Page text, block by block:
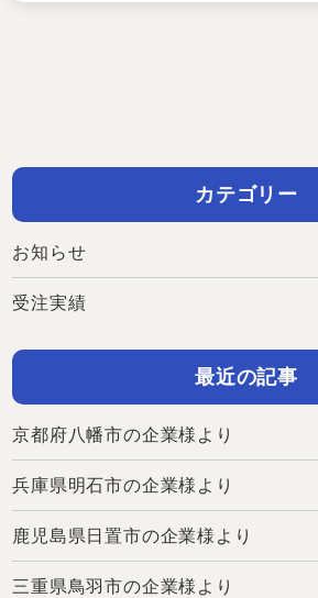
カテゴリー
お知らせ
受注実績
最近の記事
京都府八幡市の企業様より
兵庫県明石市の企業様より
鹿児島県日置市の企業様より
三重県鳥羽市の企業様より